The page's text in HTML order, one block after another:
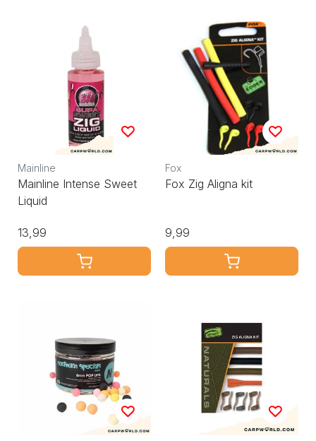
Mainline
Mainline Intense Sweet
Liquid
13,99
Fox
Fox Zig Aligna kit
9,99